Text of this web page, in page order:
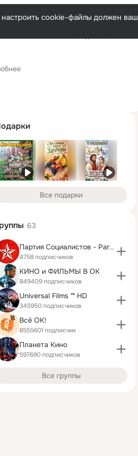
cookie-файлы должен ваш
Все подарки
63
Партия Социалистов - Partidul Socialiştilor
4758 подписчиков
КИНО и ФИЛЬМЫ В ОК
849409 подписчиков
Universal Films ™ HD
345950 подписчиков
Всё ОК!
8555601 подписчик
Планета Кино
597690 подписчиков
Все группы